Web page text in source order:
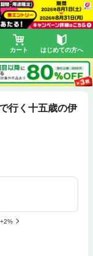
カート はじめての方へ
行く十五歳の伊